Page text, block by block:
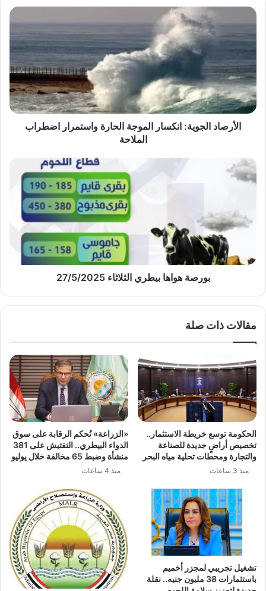
الأرصاد
الجوية:
انكسار
الموجة
الحارة
واستمرار
اضطراب
الملاحة
الأرصاد الجوية: انكسار الموجة الحارة واستمرار اضطراب
الملاحة
بورصة
هواها
27/5/2025
بورصة هواها بيطري الثلاثاء 27/5/2025
مقالات ذات صلة
الحكومة توسع خريطة الاستثمار..
تخصيص أراضٍ جديدة للصناعة
والتجارة ومحطات تحلية مياه البحر
منذ 3 ساعات
«الزراعة» تُحكم الرقابة على سوق
الدواء البيطري.. التفتيش على 381
منشأة وضبط 65 مخالفة خلال يوليو
منذ 4 ساعات
تشغيل تجريبي لمجزر أخميم
باستثمارات 38 مليون جنيه.. نقلة